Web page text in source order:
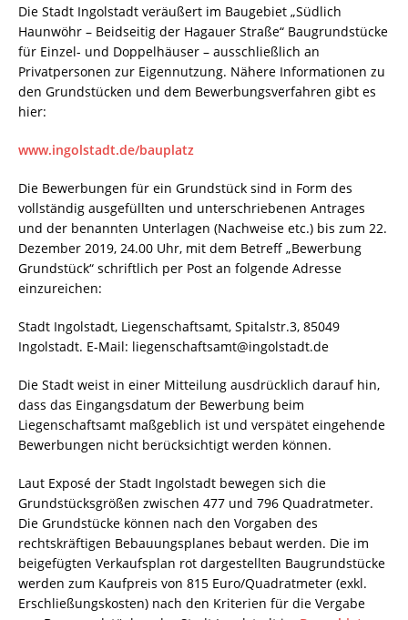
Die Stadt Ingolstadt veräußert im Baugebiet „Südlich
Haunwöhr – Beidseitig der Hagauer Straße“ Baugrundstücke
für Einzel- und Doppelhäuser – ausschließlich an
Privatpersonen zur Eigennutzung. Nähere Informationen zu
den Grundstücken und dem Bewerbungsverfahren gibt es
hier:
www.ingolstadt.de/bauplatz
Die Bewerbungen für ein Grundstück sind in Form des
vollständig ausgefüllten und unterschriebenen Antrages
und der benannten Unterlagen (Nachweise etc.) bis zum 22.
Dezember 2019, 24.00 Uhr, mit dem Betreff „Bewerbung
Grundstück“ schriftlich per Post an folgende Adresse
einzureichen:
Stadt Ingolstadt, Liegenschaftsamt, Spitalstr.3, 85049
Ingolstadt. E-Mail: liegenschaftsamt@ingolstadt.de
Die Stadt weist in einer Mitteilung ausdrücklich darauf hin,
dass das Eingangsdatum der Bewerbung beim
Liegenschaftsamt maßgeblich ist und verspätet eingehende
Bewerbungen nicht berücksichtigt werden können.
Laut Exposé der Stadt Ingolstadt bewegen sich die
Grundstücksgrößen zwischen 477 und 796 Quadratmeter.
Die Grundstücke können nach den Vorgaben des
rechtskräftigen Bebauungsplanes bebaut werden. Die im
beigefügten Verkaufsplan rot dargestellten Baugrundstücke
werden zum Kaufpreis von 815 Euro/Quadratmeter (exkl.
Erschließungskosten) nach den Kriterien für die Vergabe